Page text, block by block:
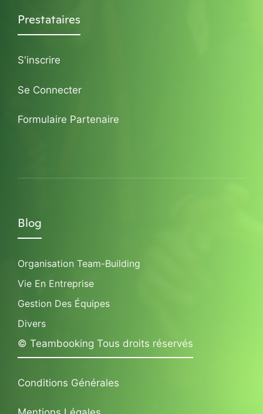
Prestataires
S'inscrire
Se Connecter
Formulaire Partenaire
Blog
Organisation Team-Building
Vie En Entreprise
Gestion Des Équipes
Divers
© Teambooking Tous droits réservés
Conditions Générales